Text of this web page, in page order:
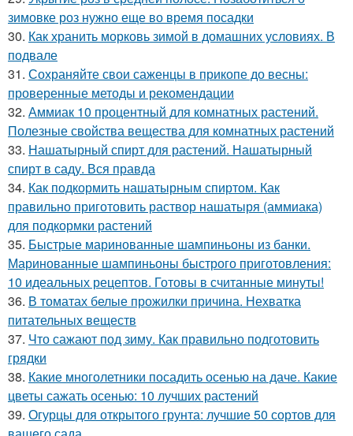
зимовке роз нужно еще во время посадки
30. Как хранить морковь зимой в домашних условиях. В
подвале
31. Сохраняйте свои саженцы в прикопе до весны:
проверенные методы и рекомендации
32. Аммиак 10 процентный для комнатных растений.
Полезные свойства вещества для комнатных растений
33. Нашатырный спирт для растений. Нашатырный
спирт в саду. Вся правда
34. Как подкормить нашатырным спиртом. Как
правильно приготовить раствор нашатыря (аммиака)
для подкормки растений
35. Быстрые маринованные шампиньоны из банки.
Маринованные шампиньоны быстрого приготовления:
10 идеальных рецептов. Готовы в считанные минуты!
36. В томатах белые прожилки причина. Нехватка
питательных веществ
37. Что сажают под зиму. Как правильно подготовить
грядки
38. Какие многолетники посадить осенью на даче. Какие
цветы сажать осенью: 10 лучших растений
39. Огурцы для открытого грунта: лучшие 50 сортов для